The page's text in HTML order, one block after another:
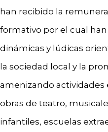
han recibido la
formativo por el cual
dinámicas y lúdicas
la sociedad local y la
amenizando actividades
obras de teatro,
infantiles, escuelas